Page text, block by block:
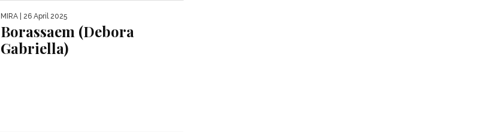
MIRA | 26 April 2025
Borassaem (Debora
Gabriella)